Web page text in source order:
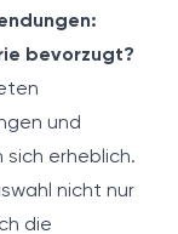
bevorzugt?
und
erheblich.
nicht nur
die